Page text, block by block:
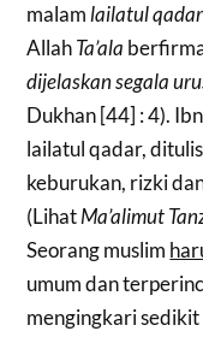
malam lailatul qadar
AllahTa’ala
dijelaskan segala
Dukhan [44] : 4).
lailatul qadar,
keburukan, rizki
(LihatMa’alimut
Seorang muslim
umum dan
mengingkari